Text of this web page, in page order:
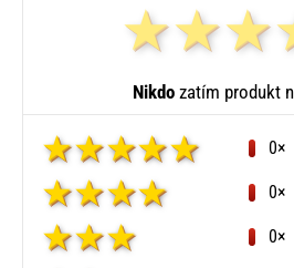
Nikdozatím produkt
0×
0×
0×